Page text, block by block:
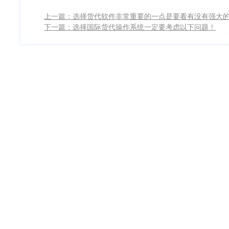
下一篇：选择国际货代操作系统一定要考虑以下问题！